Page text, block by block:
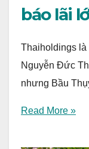
báo lãi
Thaiholdings là
Nguyễn Đức
nhưng Bầu
Read More »